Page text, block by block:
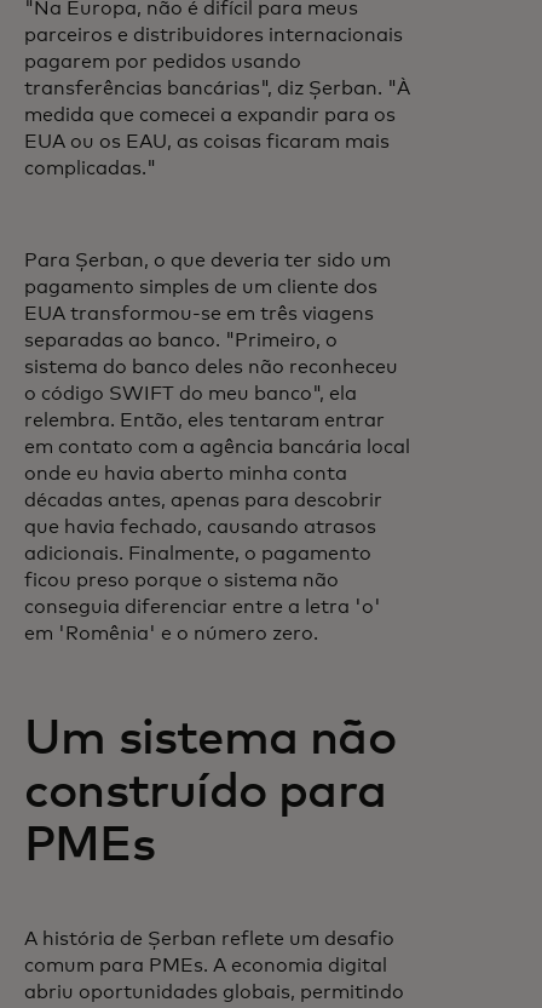
"Na Europa, não é difícil para meus
parceiros e distribuidores internacionais
pagarem por pedidos usando
transferências bancárias", diz Șerban. "À
medida que comecei a expandir para os
EUA ou os EAU, as coisas ficaram mais
complicadas."
Para Șerban, o que deveria ter sido um
pagamento simples de um cliente dos
EUA transformou-se em três viagens
separadas ao banco. "Primeiro, o
sistema do banco deles não reconheceu
o código SWIFT do meu banco", ela
relembra. Então, eles tentaram entrar
em contato com a agência bancária local
onde eu havia aberto minha conta
décadas antes, apenas para descobrir
que havia fechado, causando atrasos
adicionais. Finalmente, o pagamento
ficou preso porque o sistema não
conseguia diferenciar entre a letra 'o'
em 'Romênia' e o número zero.
Um sistema não
construído para
PMEs
A história de Șerban reflete um desafio
comum para PMEs. A economia digital
abriu oportunidades globais, permitindo